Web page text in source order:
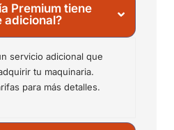
Premium tiene
adicional?
servicio adicional que
tu maquinaria.
para más detalles.